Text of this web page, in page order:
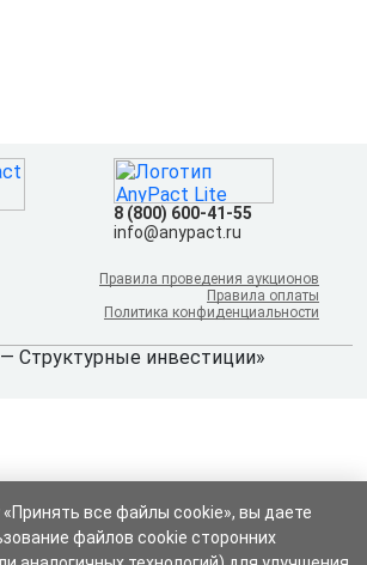
8 (800) 600-41-55
info@anypact.ru
Правила проведения аукционов
Правила оплаты
Политика конфиденциальности
Структурные инвестиции»
все файлы cookie», вы даете
файлов cookie сторонних